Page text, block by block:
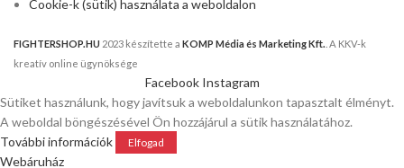
Cookie-k (sütik) használata a weboldalon
FIGHTERSHOP.HU 2023 készítette a KOMP Média és Marketing Kft. . A KKV-k
kreatív online ügynöksége
Facebook Instagram
Sütiket használunk, hogy javítsuk a weboldalunkon tapasztalt élményt.
A weboldal böngészésével Ön hozzájárul a sütik használatához.
További információk
Elfogad
Webáruház